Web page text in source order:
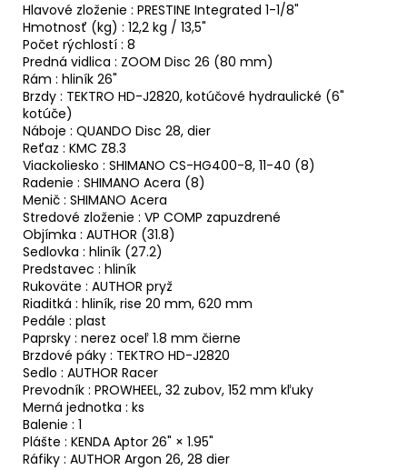
Hlavové zloženie : PRESTINE Integrated 1-1/8"
Hmotnosť (kg) : 12,2 kg / 13,5"
Počet rýchlostí : 8
Predná vidlica : ZOOM Disc 26 (80 mm)
Rám : hliník 26"
Brzdy : TEKTRO HD-J2820, kotúčové hydraulické (6"
kotúče)
Náboje : QUANDO Disc 28, dier
Reťaz : KMC Z8.3
Viackoliesko : SHIMANO CS-HG400-8, 11-40 (8)
Radenie : SHIMANO Acera (8)
Menič : SHIMANO Acera
Stredové zloženie : VP COMP zapuzdrené
Objímka : AUTHOR (31.8)
Sedlovka : hliník (27.2)
Predstavec : hliník
Rukoväte : AUTHOR pryž
Riaditká : hliník, rise 20 mm, 620 mm
Pedále : plast
Paprsky : nerez oceľ 1.8 mm čierne
Brzdové páky : TEKTRO HD-J2820
Sedlo : AUTHOR Racer
Prevodník : PROWHEEL, 32 zubov, 152 mm kľuky
Merná jednotka : ks
Balenie : 1
Plášte : KENDA Aptor 26" × 1.95"
Ráfiky : AUTHOR Argon 26, 28 dier